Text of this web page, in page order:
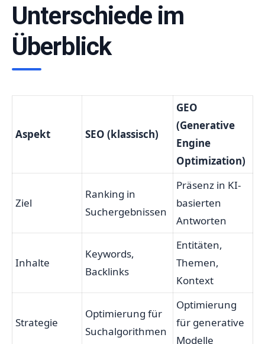
Unterschiede im
Überblick
Aspekt SEO (klassisch)
GEO
(Generative
Engine
Optimization)
Ziel
Ranking in
Suchergebnissen
Präsenz in KI-
basierten
Antworten
Inhalte
Keywords,
Backlinks
Entitäten,
Themen,
Kontext
Strategie
Optimierung für
Suchalgorithmen
Optimierung
für generative
Modelle